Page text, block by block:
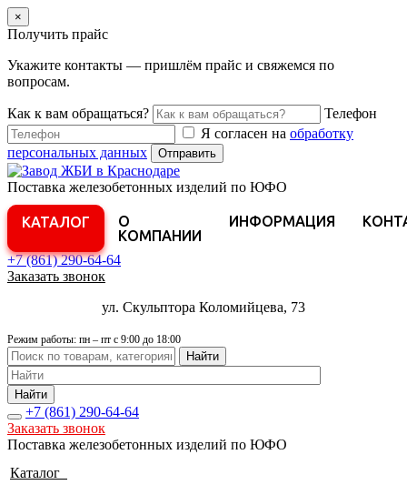
×
Получить прайс
Укажите контакты — пришлём прайс и свяжемся по
вопросам.
Как к вам обращаться?
Телефон
Я согласен на обработку
персональных данных
Отправить
Поставка железобетонных изделий по ЮФО
КАТАЛОГ
О
КОМПАНИИ
ИНФОРМАЦИЯ
+7 (861)290-64-64
Заказать звонок
ул. Скульптора Коломийцева, 73
Режим работы: пн – пт с 9:00 до 18:00
Найти
Найти
+7 (861) 290-64-64
Заказать звонок
Поставка железобетонных изделий по ЮФО
Каталог